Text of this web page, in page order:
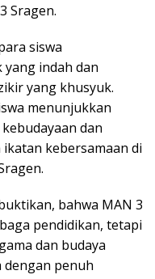
Sragen.
siswa
indah dan
yang khusyuk.
menunjukkan
dan
kebersamaan di
bahwa MAN 3
pendidikan, tetapi
dan budaya
dengan penuh